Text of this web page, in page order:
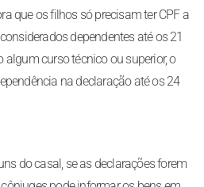
que os filhos só precisam ter CPF a
dependentes até os 21
algum curso técnico ou superior, o
na declaração até os 24
do casal, se as declarações forem